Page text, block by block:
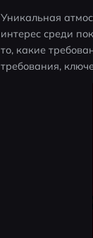
Уникальная
интерес среди
то, какие
требования,